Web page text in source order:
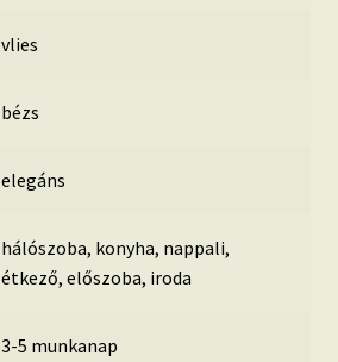
vlies
bézs
elegáns
hálószoba, konyha, nappali,
étkező, előszoba, iroda
3-5 munkanap